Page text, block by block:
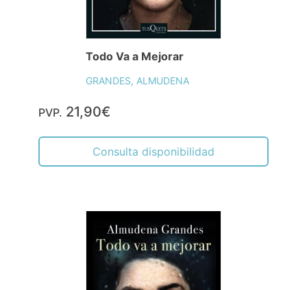
Todo Va a Mejorar
GRANDES, ALMUDENA
PVP. 21,90€
Consulta disponibilidad